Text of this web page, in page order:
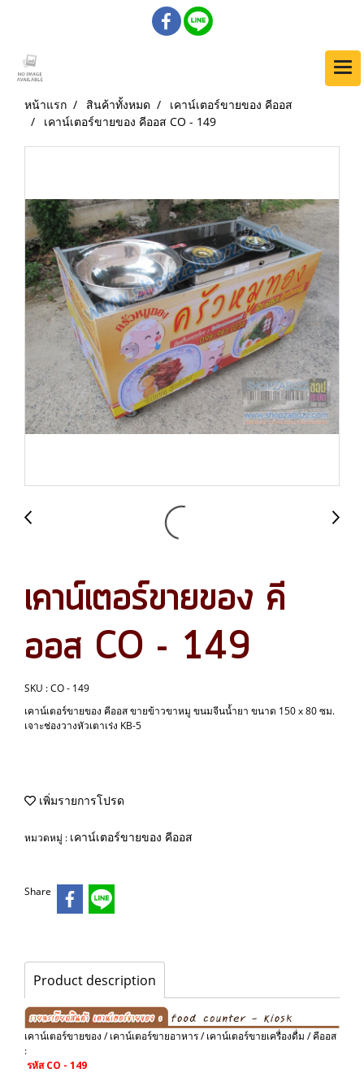
หน้าแรก สินค้าทั้งหมด
เคาน์เตอร์ขายของ คีออส
เคาน์เตอร์ขายของ คีออส CO - 149
เคาน์เตอร์ขายของ คี
ออส CO - 149
SKU : CO - 149
เคาน์เตอร์ขายของ คีออส ขายข้าวขาหมู ขนมจีนน้ำยา ขนาด 150 x 80 ซม.
เจาะช่องวางหัวเตาเร่ง KB-5
เพิ่มรายการโปรด
หมวดหมู่ : เคาน์เตอร์ขายของ คีออส
Share
Product description
เคาน์เตอร์ขายของ / เคาน์เตอร์ขายอาหาร / เคาน์เตอร์ขายเครื่องดื่ม / คีออส
:
รหัส CO - 149